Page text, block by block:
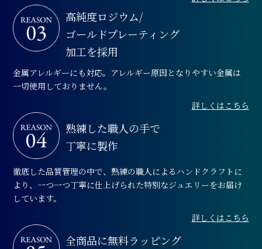
高純度ロジウム/
ゴールドプレーティング
加工を採用
金属アレルギーにも対応。アレルギー原因となりやすい金属は
一切使用しておりません。
詳しくはこちら
熟練した職人の手で
丁寧に製作
徹底した品質管理の中で、熟練の職人によるハンドクラフトに
より、一つ一つ丁寧に仕上げられた特別なジュエリーをお届け
しています。
詳しくはこちら
全商品に無料ラッピング